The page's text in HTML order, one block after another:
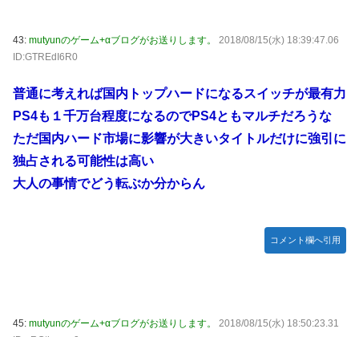
43: mutyunのゲーム+αブログがお送りします。
2018/08/15(水) 18:39:47.06
ID:GTREdI6R0
普通に考えれば国内トップハードになるスイッチが最有力
PS4も１千万台程度になるのでPS4ともマルチだろうな
ただ国内ハード市場に影響が大きいタイトルだけに強引に
独占される可能性は高い
大人の事情でどう転ぶか分からん
コメント欄へ引用
45: mutyunのゲーム+αブログがお送りします。
2018/08/15(水) 18:50:23.31